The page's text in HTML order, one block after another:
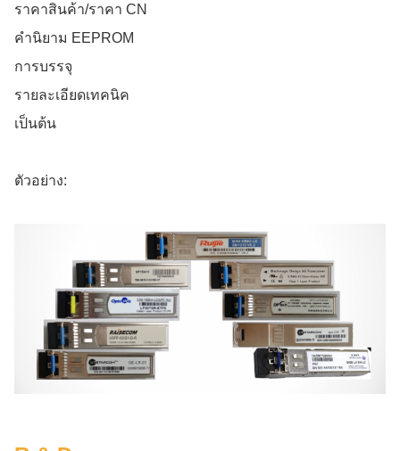
ราคาสินค้า/ราคา CN
คํานิยาม EEPROM
การบรรจุ
รายละเอียดเทคนิค
เป็นต้น
ตัวอย่าง: